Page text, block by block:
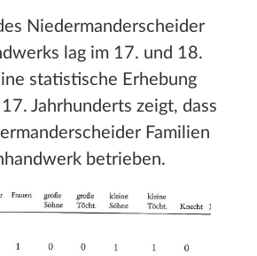
Niedermanderscheider
lag im 17. und 18.
statistische Erhebung
Jahrhunderts zeigt, dass
Familien
betrieben.